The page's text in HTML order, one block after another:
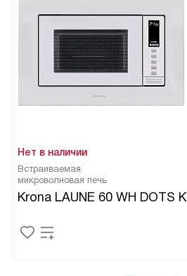
Нет в наличии
Встраиваемая
микроволновая печь
Krona LAUNE 60 WH DOTS K